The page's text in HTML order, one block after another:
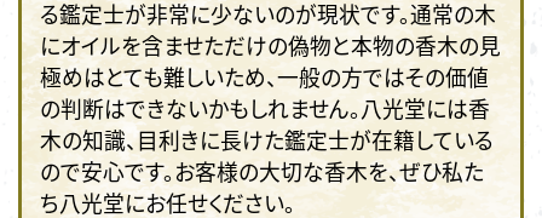
る鑑定士が非常に少ないのが現状です。通常の木
にオイルを含ませただけの偽物と本物の香木の見
極めはとても難しいため、一般の方ではその価値
の判断はできないかもしれません。八光堂には香
木の知識、目利きに長けた鑑定士が在籍している
ので安心です。お客様の大切な香木を、ぜひ私た
ち八光堂にお任せください。